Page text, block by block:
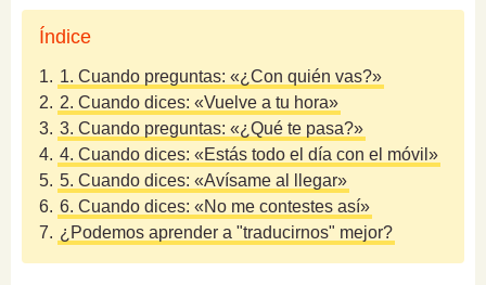
Índice
1. 1. Cuando preguntas: «¿Con quién vas?»
2. 2. Cuando dices: «Vuelve a tu hora»
3. 3. Cuando preguntas: «¿Qué te pasa?»
4. 4. Cuando dices: «Estás todo el día con el móvil»
5. 5. Cuando dices: «Avísame al llegar»
6. 6. Cuando dices: «No me contestes así»
7. ¿Podemos aprender a "traducirnos" mejor?